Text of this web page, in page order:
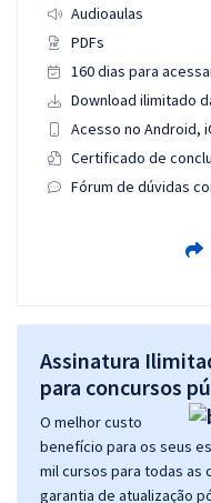
Audioaulas
PDFs
160 dias para
Download ilimitado
Acesso no Android,
Certificado de
Fórum de dúvidas
Assinatura
para concursos
O melhor custo
benefício para os seus
mil cursos para todas as
garantia de atualização